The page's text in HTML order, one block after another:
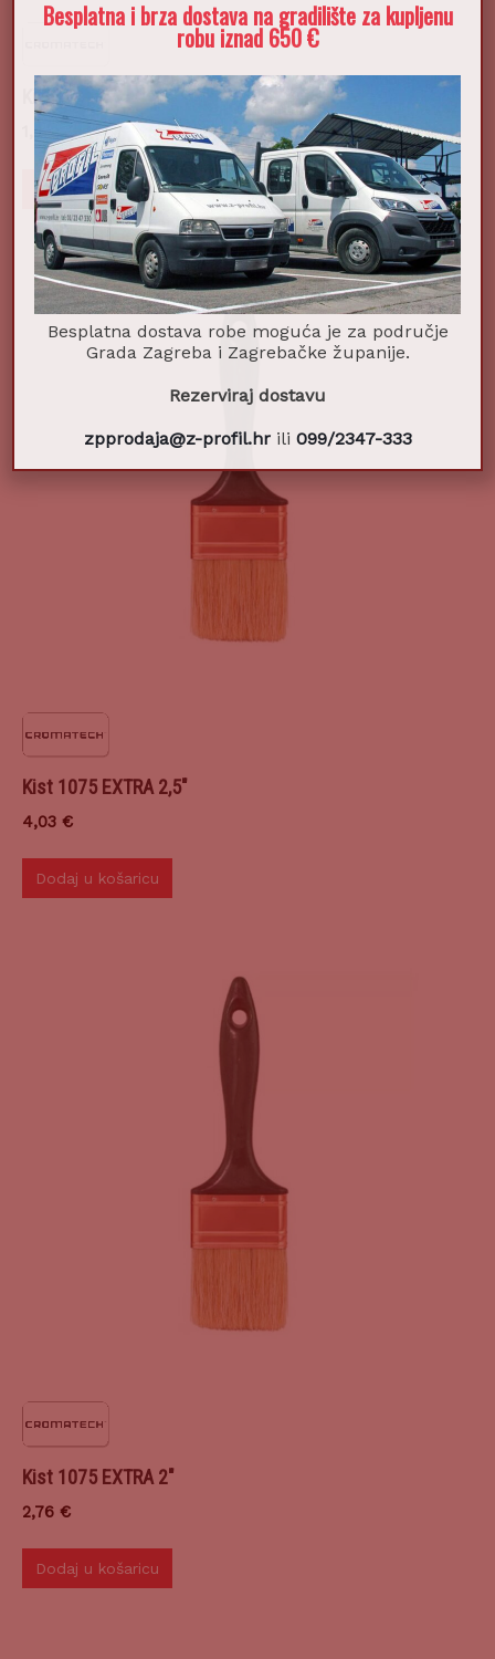
Kist 1075 EXTRA 1″
1,48 €
Dodaj u košaricu
Kist 1075 EXTRA 2,5″
4,03 €
Dodaj u košaricu
Kist 1075 EXTRA 2″
2,76 €
Dodaj u košaricu
Besplatna i brza dostava na gradilište za kupljenu
robu iznad 650 €
Besplatna dostava robe moguća je za područje
Grada Zagreba i Zagrebačke županije.
Rezerviraj dostavu
zpprodaja@z-profil.hrili 099/2347-333